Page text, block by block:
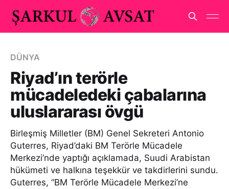
DÜNYA
Riyad’ın terörle
mücadeledeki çabalarına
uluslararası övgü
Birleşmiş Milletler (BM) Genel Sekreteri Antonio
Guterres, Riyad’daki BM Terörle Mücadele
Merkezi’nde yaptığı açıklamada, Suudi Arabistan
hükümeti ve halkına teşekkür ve takdirlerini sundu.
Guterres, “BM Terörle Mücadele Merkezi’ne